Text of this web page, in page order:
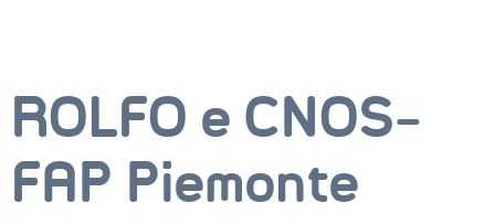
ROLFO e CNOS-
FAP Piemonte